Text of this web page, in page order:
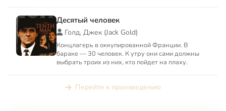
Десятый человек
Голд, Джек (Jack Gold)
Концлагерь в оккупированной Франции. В
бараке — 30 человек. К утру они сами должны
выбрать троих из них, кто пойдет на плаху.
Перейти к произведению